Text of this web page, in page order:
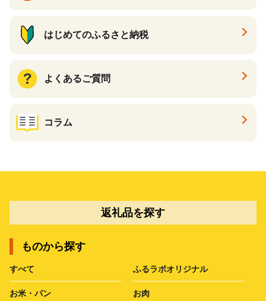
はじめてのふるさと納税
よくあるご質問
コラム
返礼品を探す
ものから探す
すべて ふるラボオリジナル
お米・パン お肉